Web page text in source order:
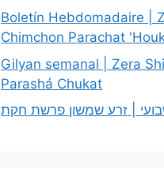
Boletín Hebdomadaire |
Chimchon Parachat
Gilyan semanal | Zera
Parashá Chukat
שבועי | זרע שמשון פרשת חקת